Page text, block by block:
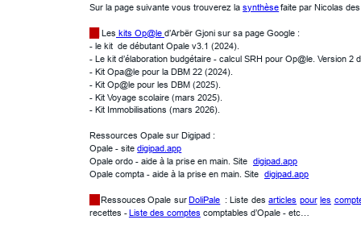
Sur la page suivante vous trouverez la synthèse faite par Nicolas
Les kits Op@le d’Arbër Gjoni sur sa page Google :
- le kit  de débutant Opale v3.1 (2024).
- Le kit d’élaboration budgétaire - calcul SRH pour Op@le. Version 2
- Kit Opa@le pour la DBM 22 (2024).
- Kit Op@le pour les DBM (2025).
- Kit Voyage scolaire (mars 2025).
- Kit Immobilisations (mars 2026).
Ressources Opale sur Digipad :
Opale - site digipad.app
Opale ordo - aide à la prise en main. Site digipad.app
Opale compta - aide à la prise en main. Site digipad.app
Ressouces Opale surDoliPale : Liste des articles pour les
recettes - Liste des comptes comptables d’Opale - etc…